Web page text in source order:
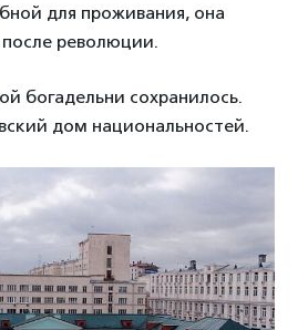
для проживания, она
революции.
богадельни сохранилось.
дом национальностей.